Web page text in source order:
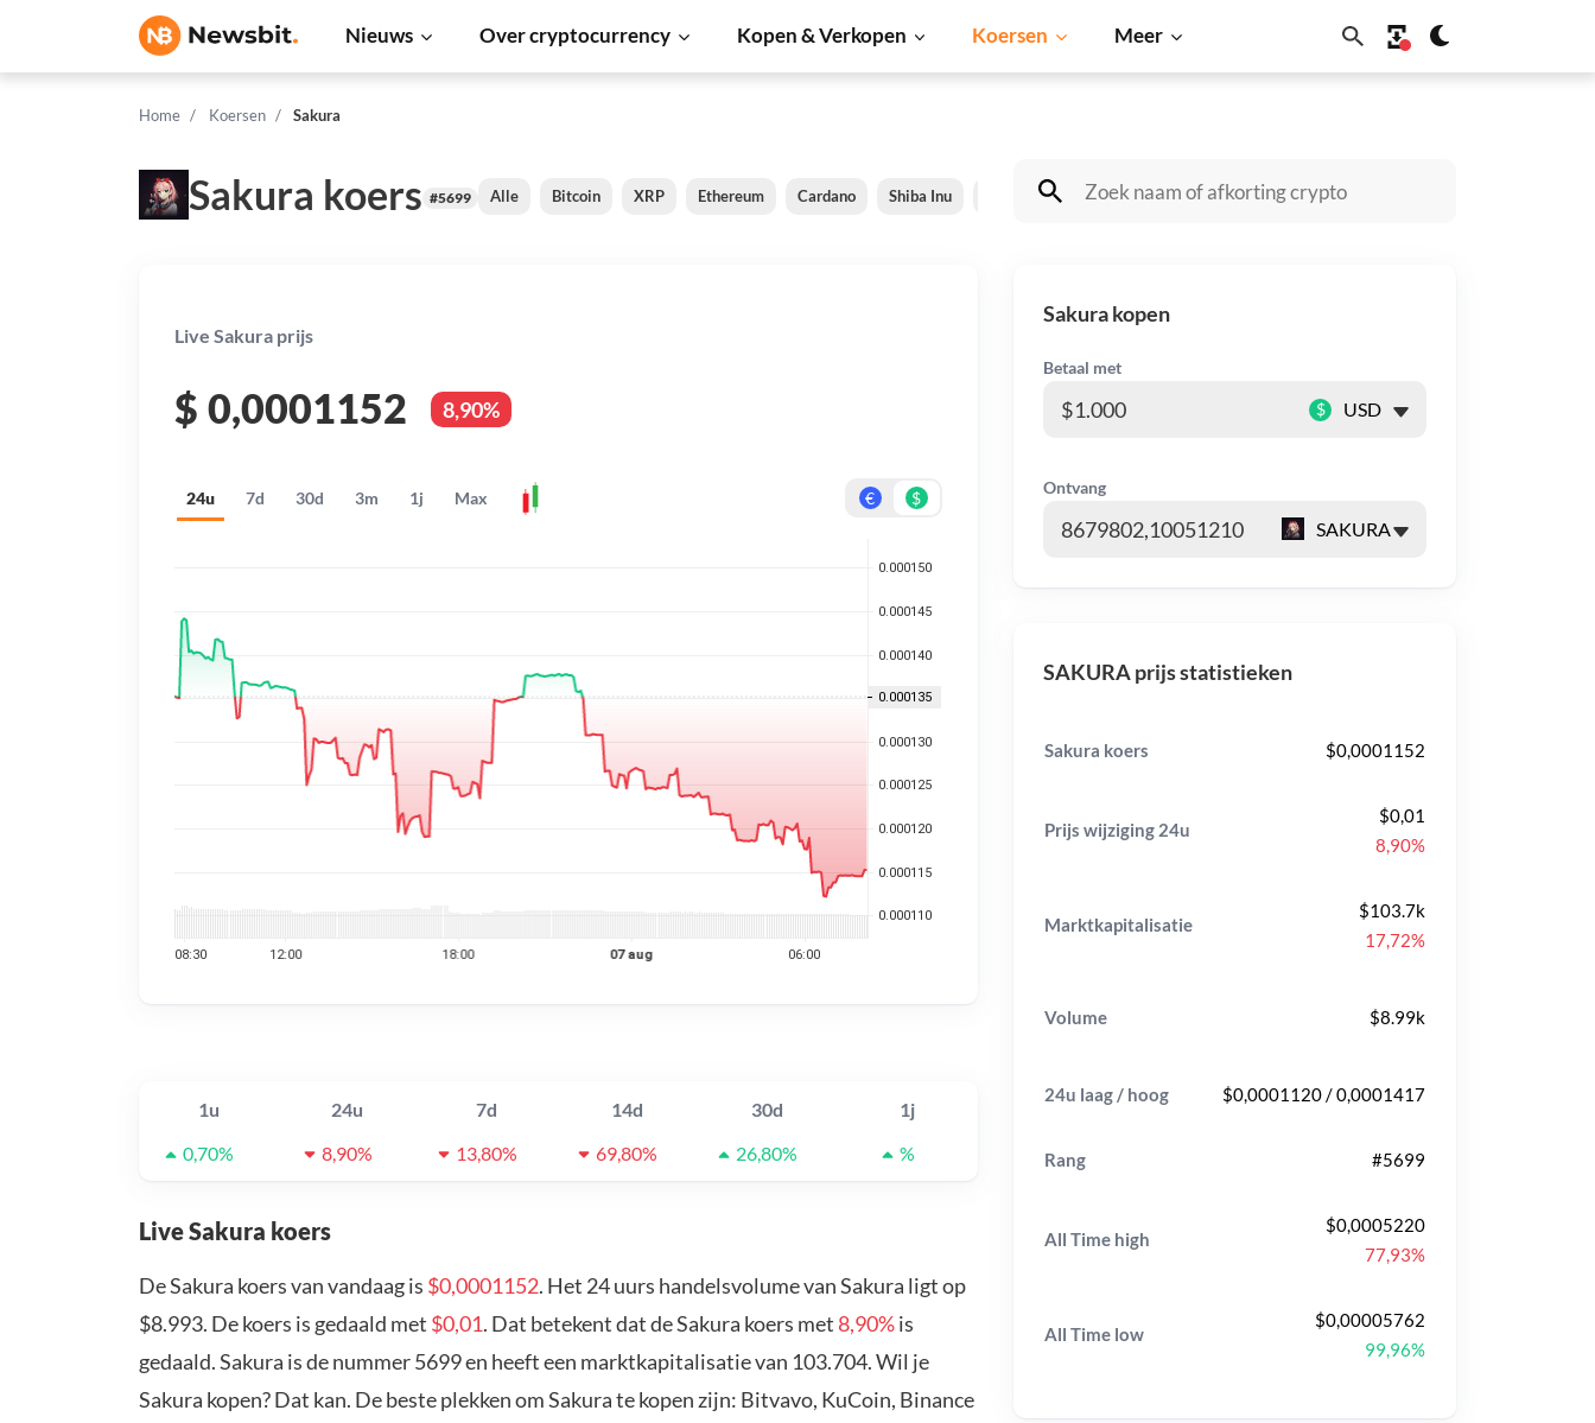
Nieuws Over cryptocurrency Kopen & Verkopen Koersen Meer
Home Koersen Sakura
Sakura koers #5699 Alle Bitcoin XRP Ethereum Cardano Shiba Inu Dogecoin Solana BNB
Live Sakura prijs
$ 0,0001152 8,90%
24u 7d 30d 3m 1j Max € $
1u 24u 7d 14d 30d
1j
0,70%
8,90% 13,80% 69,80% 26,80% %
Live Sakura koers
De Sakura koers van vandaag is $0,0001152. Het 24 uurs handelsvolume van Sakura ligt op
$8.993. De koers is gedaald met $0,01. Dat betekent dat de Sakura koers met 8,90%is
gedaald. Sakura is de nummer 5699 en heeft een marktkapitalisatie van 103.704. Wil je
Sakura kopen? Dat kan. De beste plekken om Sakura te kopen zijn: Bitvavo, KuCoin, Binance
Sakura kopen
Betaal met
$
Ontvang
SAKURA prijs statistieken
Sakura koers $0,0001152
Prijs wijziging 24u
$0,01
8,90%
Marktkapitalisatie
$103.7k
17,72%
Volume $8.99k
24u laag / hoog $0,0001120 / 0,0001417
Rang #5699
All Time high
$0,0005220
77,93%
All Time low
$0,00005762
99,96%